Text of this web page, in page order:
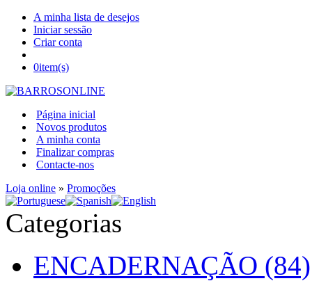
A minha lista de desejos
Iniciar sessão
Criar conta
0item(s)
Página inicial
Novos produtos
A minha conta
Finalizar compras
Contacte-nos
Loja online » Promoções
Categorias
ENCADERNAÇÃO (84)